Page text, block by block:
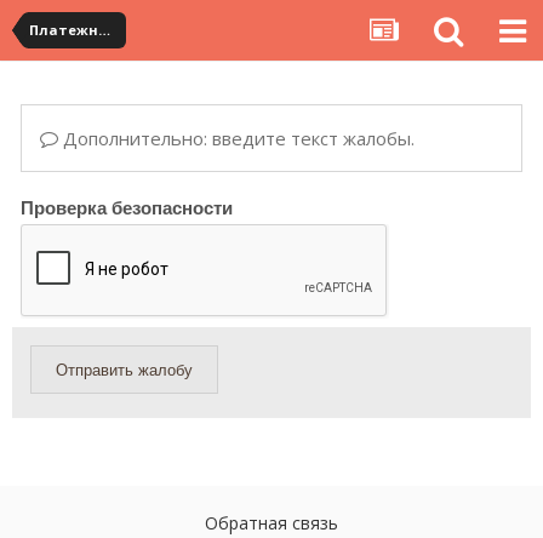
Платежная система ALIPAY и оплата банковскими картами
Дополнительно: введите текст жалобы.
Проверка безопасности
Отправить жалобу
Обратная связь